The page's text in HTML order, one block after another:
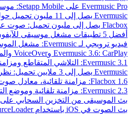
Evermusic Pro على Setapp Mobile: موسيقى سحابية لـ iOS
Evermusic يصل إلى 11 مليون تحميل حول العالم
Flacbox يصل إلى مليون تحميل: صوت عالي الدقة
أفضل 5 تطبيقات مشغل موسيقى للآيفون في 2025
فيديو ترويجي لـ Evermusic: مشغل الموسيقى السحابي
Evermusic 3.6: CarPlay وVoiceOver والمزيد
Evermusic 3.1: التلاشي المتقاطع ومزامنة المكتبة والنسخ الاحتياطي
Evermusic يصل إلى 3 ملايين تحميل: نظرة عامة على الميزات
Flacbox 1.6: مزامنة تلقائية، معادل صوت، دعم OPUS
Evermusic 2.3: مزامنة تلقائية وموضع التشغيل والعلامات
بث الموسيقى من التخزين السحابي على iPhone مع Evermusic
بث الصوت في iOS باستخدام AVAssetResourceLoader